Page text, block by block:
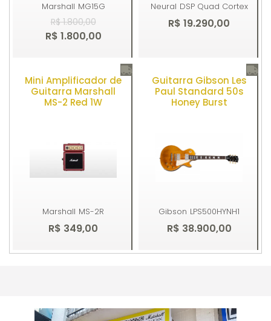
Marshall MG15G
R$ 1.800,00
R$ 1.800,00
Comprar
Neural DSP Quad Cortex
R$ 19.290,00
Comprar
Mini Amplificador de
Guitarra Marshall
MS-2 Red 1W
Marshall MS-2R
R$ 349,00
Guitarra Gibson Les
Paul Standard 50s
Honey Burst
Gibson LPS500HYNH1
R$ 38.900,00